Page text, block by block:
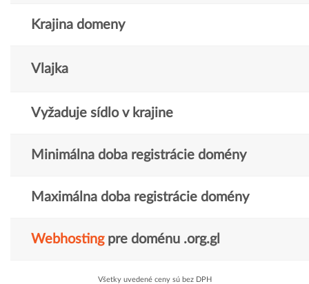
Krajina domeny
Vlajka
Vyžaduje sídlo v krajine
Minimálna doba registrácie domény
Maximálna doba registrácie domény
Webhostingpre doménu .org.gl
Všetky uvedené ceny sú bez DPH